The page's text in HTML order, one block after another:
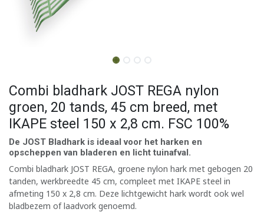
Combi bladhark JOST REGA nylon
groen, 20 tands, 45 cm breed, met
IKAPE steel 150 x 2,8 cm. FSC 100%
De JOST Bladhark is ideaal voor het harken en
opscheppen van bladeren en licht tuinafval.
Combi bladhark JOST REGA, groene nylon hark met gebogen 20
tanden, werkbreedte 45 cm, compleet met IKAPE steel in
afmeting 150 x 2,8 cm. Deze lichtgewicht hark wordt ook wel
bladbezem of laadvork genoemd.